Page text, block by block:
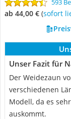
593
ab 44,00 € ( Sofort
Unser Fazit für
Der Weidezaun
verschiedenen
Modell, da es
auskommt.